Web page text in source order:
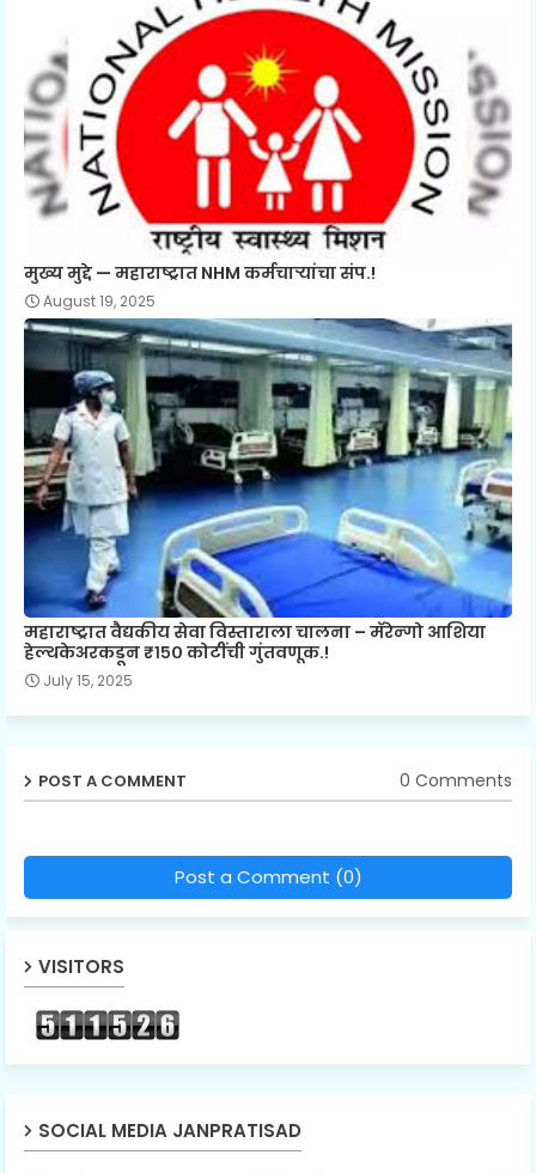
मुख्य मुद्दे — महाराष्ट्रात NHM कर्मचाऱ्यांचा संप.!
August 19, 2025
महाराष्ट्रात वैद्यकीय सेवा विस्ताराला चालना – मॅरेन्गो आशिया
हेल्थकेअरकडून ₹१५० कोटींची गुंतवणूक.!
July 15, 2025
POST A COMMENT 0 Comments
Post a Comment (0)
VISITORS
SOCIAL MEDIA JANPRATISAD